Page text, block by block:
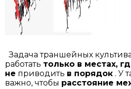
Задача траншейных
работать только в местах,
не приводить в порядок . У
важно, чтобы расстояние